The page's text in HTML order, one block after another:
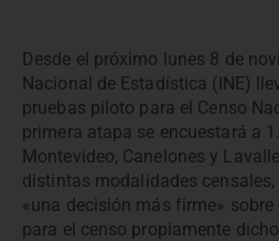
Desde el próximo lunes 8 de
Nacional de Estadística (INE)
pruebas piloto para el Censo
primera atapa se encuestará a
Montevideo, Canelones y
distintas modalidades
«una decisión más firme»
para el censo propiamente